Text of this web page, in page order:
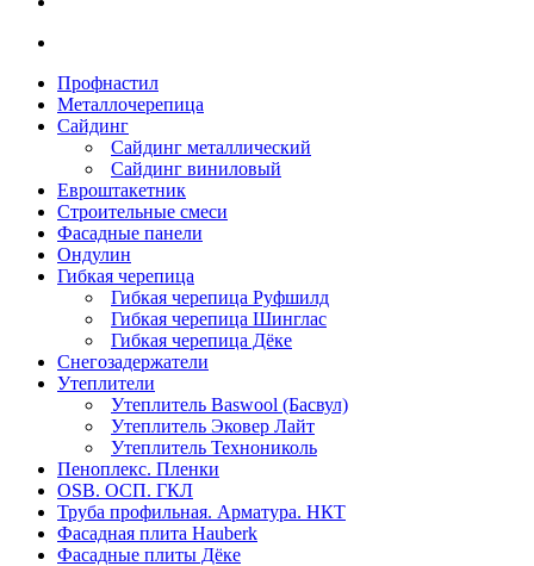
Профнастил
Металлочерепица
Сайдинг
Сайдинг металлический
Сайдинг виниловый
Евроштакетник
Строительные смеси
Фасадные панели
Ондулин
Гибкая черепица
Гибкая черепица Руфшилд
Гибкая черепица Шинглас
Гибкая черепица Дёке
Снегозадержатели
Утеплители
Утеплитель Baswool (Басвул)
Утеплитель Эковер Лайт
Утеплитель Технониколь
Пеноплекс. Пленки
OSB. ОСП. ГКЛ
Труба профильная. Арматура. НКТ
Фасадная плита Hauberk
Фасадные плиты Дёке